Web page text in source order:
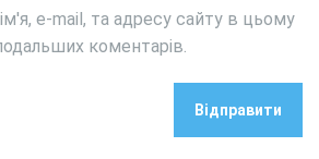
e-mail, та адресу сайту в цьому
коментарів.